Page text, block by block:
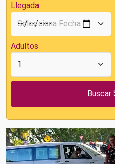
Llegada
Adultos